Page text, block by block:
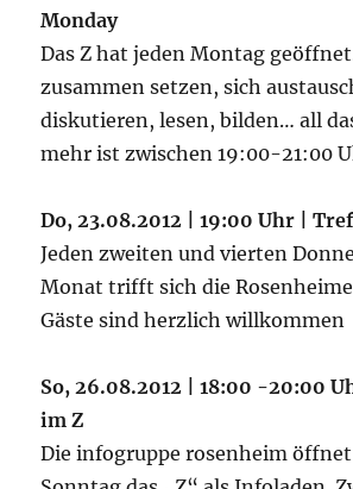
Monday
Das Z hat jeden Montag
zusammen setzen, sich
diskutieren, lesen, bilden… all
mehr ist zwischen 19:00-21:00
Do, 23.08.2012 | 19:00 Uhr |
Jeden zweiten und vierten
Monat trifft sich die
Gäste sind herzlich willkommen
So, 26.08.2012 | 18:00 -20:00
im Z
Die infogruppe rosenheim öffnet